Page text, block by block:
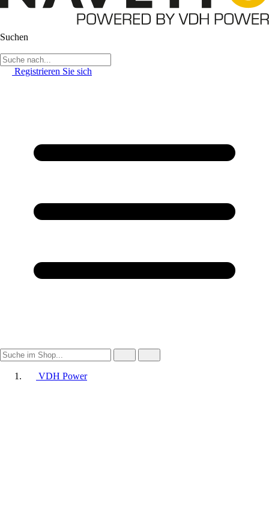
Suchen
Registrieren Sie sich
VDH Power